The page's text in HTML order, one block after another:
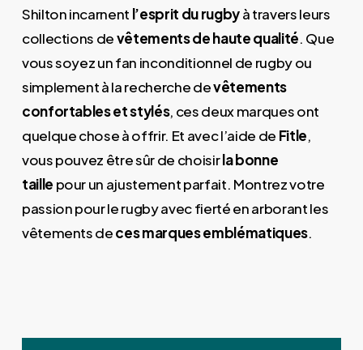
Shilton incarnent l’esprit du rugbyà travers leurs
collections devêtements de haute qualité. Que
vous soyez un fan inconditionnel de rugby ou
simplement à la recherche devêtements
confortables et stylés, ces deux marques ont
quelque chose à offrir. Et avec l’aide de Fitle,
vous pouvez être sûr de choisirla bonne
taille pour un ajustement parfait. Montrez votre
passion pour le rugby avec fierté en arborant les
vêtements deces marques emblématiques.